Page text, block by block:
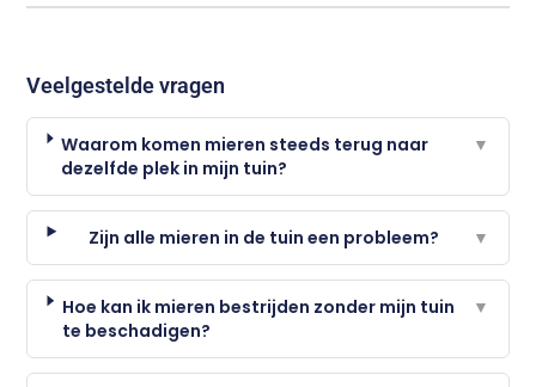
Veelgestelde vragen
Waarom komen mieren steeds terug naar
dezelfde plek in mijn tuin?
▼
Zijn alle mieren in de tuin een probleem? ▼
Hoe kan ik mieren bestrijden zonder mijn tuin
te beschadigen?
▼